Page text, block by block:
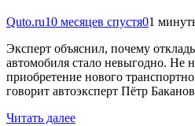
Quto.ru10 месяцев спустя01
Эксперт объяснил, почему
автомобиля стало невыгодно. Не
приобретение нового
говорит автоэксперт Пётр
Читать далее